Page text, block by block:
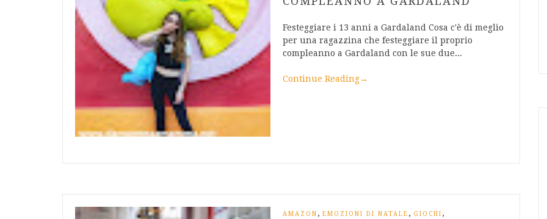
Festeggiare i 13 anni a Gardaland Cosa c'è di meglio
per una ragazzina che festeggiare il proprio
compleanno a Gardaland con le sue due...
Continue Reading→
AMAZON , EMOZIONI DI NATALE , GIOCHI ,